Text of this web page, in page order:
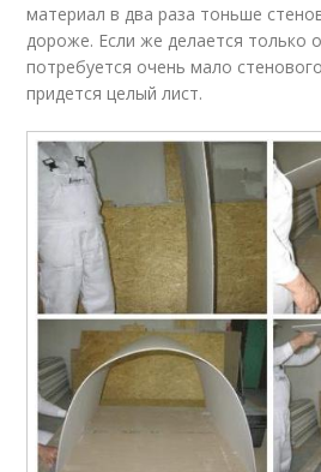
материал в два раза тоньше
дороже. Если же делается только
потребуется очень мало
придется целый лист.